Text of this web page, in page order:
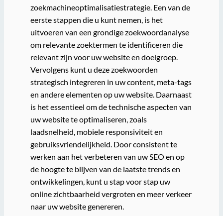
zoekmachineoptimalisatiestrategie. Een van de
eerste stappen die u kunt nemen, is het
uitvoeren van een grondige zoekwoordanalyse
om relevante zoektermen te identificeren die
relevant zijn voor uw website en doelgroep.
Vervolgens kunt u deze zoekwoorden
strategisch integreren in uw content, meta-tags
en andere elementen op uw website. Daarnaast
is het essentieel om de technische aspecten van
uw website te optimaliseren, zoals
laadsnelheid, mobiele responsiviteit en
gebruiksvriendelijkheid. Door consistent te
werken aan het verbeteren van uw SEO en op
de hoogte te blijven van de laatste trends en
ontwikkelingen, kunt u stap voor stap uw
online zichtbaarheid vergroten en meer verkeer
naar uw website genereren.